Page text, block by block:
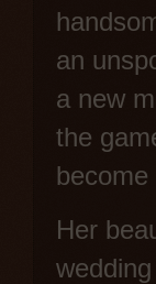
an
a new
the
Her